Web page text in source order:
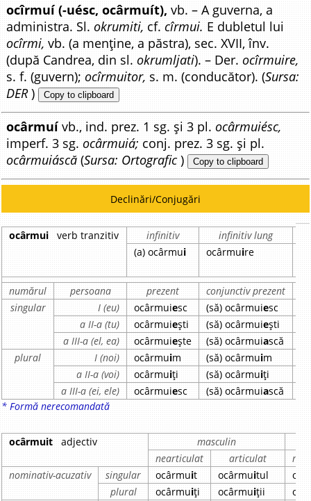
ocîrmuí (-uésc, ocârmuít), vb. – A guverna, a
administra. Sl.okrumiti, cf.cîrmui. E dubletul lui
ocîrmi, vb. (a menține, a păstra), sec. XVII, înv.
(după Candrea, din sl.okrumljati). – Der.ocîrmuire,
s. f. (guvern);ocîrmuitor, s. m. (conducător). (Sursa:
DER) Copy to clipboard
ocârmuívb., ind. prez. 1 sg. și 3 pl.ocârmuiésc,
imperf. 3 sg.ocârmuiá; conj. prez. 3 sg. și pl.
ocârmuiáscă (Sursa: Ortografic) Copy to clipboard
Declinări/Conjugări
ocârmui verb tranzitiv infinitiv infinitiv lung
(a) ocârmui ocârmuire
numărul persoana prezent conjunctiv prezent
singular
I (eu) ocârmuiesc (să) ocârmuiesc
a II-a (tu)
ocârmuiești (să) ocârmuiești
a III-a (el, ea)
ocârmuiește (să) ocârmuiască
plural
I (noi) ocârmuim (să) ocârmuim
a II-a (voi)
ocârmuiți (să) ocârmuiți
a III-a (ei, ele)
ocârmuiesc (să) ocârmuiască
* Formă nerecomandată
ocârmuit adjectiv
masculin
nearticulat
articulat
nominativ-acuzativ
singular ocârmuit ocârmuitul
plural
ocârmuiți ocârmuiții